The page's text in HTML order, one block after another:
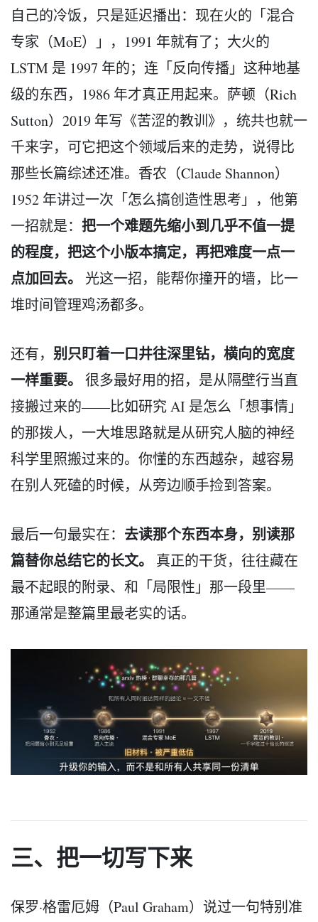
自己的冷饭，只是延迟播出：现在火的「混合
专家（MoE）」，1991 年就有了；大火的
LSTM 是 1997 年的；连「反向传播」这种地基
级的东西，1986 年才真正用起来。萨顿（Rich
Sutton）2019 年写《苦涩的教训》，统共也就一
千来字，可它把这个领域后来的走势，说得比
那些长篇综述还准。香农（Claude Shannon）
1952 年讲过一次「怎么搞创造性思考」，他第
一招就是： 把一个难题先缩小到几乎不值一提
的程度，把这个小版本搞定，再把难度一点一
点加回去。
光这一招，能帮你撞开的墙，比一
堆时间管理鸡汤都多。
还有， 别只盯着一口井往深里钻，横向的宽度
一样重要。
很多最好用的招，是从隔壁行当直
接搬过来的——比如研究 AI 是怎么「想事情」
的那拨人，一大堆思路就是从研究人脑的神经
科学里照搬过来的。你懂的东西越杂，越容易
在别人死磕的时候，从旁边顺手捡到答案。
最后一句最实在： 去读那个东西本身，别读那
篇替你总结它的长文。
真正的干货，往往藏在
最不起眼的附录、和「局限性」那一段里——
那通常是整篇里最老实的话。
三、把一切写下来
保罗·格雷厄姆（Paul Graham）说过一句特别准